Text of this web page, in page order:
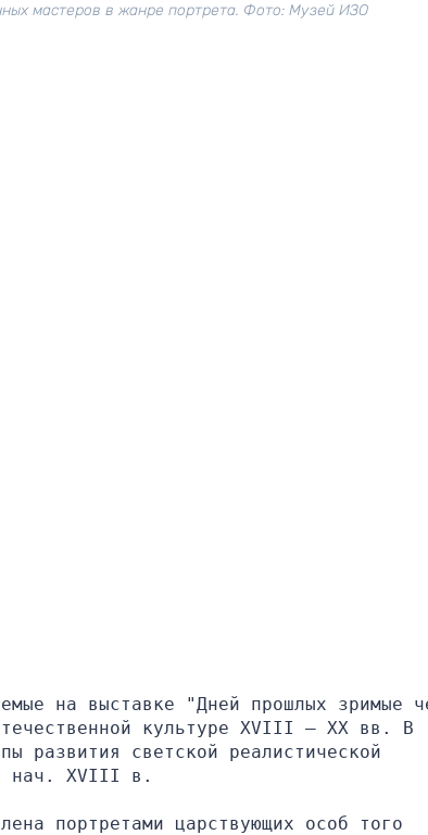
мастеров в жанре портрета. Фото: Музей ИЗО
на выставке "Дней прошлых зримые
культуре XVIII – XX вв. В
развития светской реалистической
нач. XVIII в.
портретами царствующих особ того